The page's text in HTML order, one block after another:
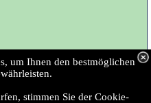
um Ihnen den bestmöglichen
stimmen Sie der Cookie-